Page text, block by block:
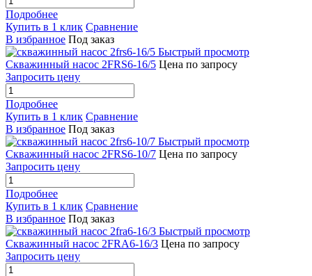
Подробнее
Купить в 1 клик Сравнение
В избранное Под заказ
Быстрый просмотр
Скважинный насос 2FRS6-16/5 Цена по запросу
Запросить цену
Подробнее
Купить в 1 клик Сравнение
В избранное Под заказ
Быстрый просмотр
Скважинный насос 2FRS6-10/7 Цена по запросу
Запросить цену
Подробнее
Купить в 1 клик Сравнение
В избранное Под заказ
Быстрый просмотр
Скважинный насос 2FRA6-16/3 Цена по запросу
Запросить цену